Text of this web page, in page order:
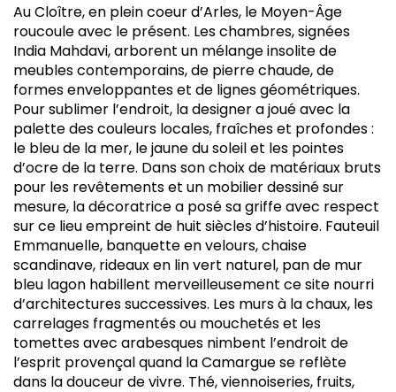
Au Cloître, en plein coeur d’Arles, le Moyen-Âge
roucoule avec le présent. Les chambres, signées
India Mahdavi, arborent un mélange insolite de
meubles contemporains, de pierre chaude, de
formes enveloppantes et de lignes géométriques.
Pour sublimer l’endroit, la designer a joué avec la
palette des couleurs locales, fraîches et profondes :
le bleu de la mer, le jaune du soleil et les pointes
d’ocre de la terre. Dans son choix de matériaux bruts
pour les revêtements et un mobilier dessiné sur
mesure, la décoratrice a posé sa griffe avec respect
sur ce lieu empreint de huit siècles d’histoire. Fauteuil
Emmanuelle, banquette en velours, chaise
scandinave, rideaux en lin vert naturel, pan de mur
bleu lagon habillent merveilleusement ce site nourri
d’architectures successives. Les murs à la chaux, les
carrelages fragmentés ou mouchetés et les
tomettes avec arabesques nimbent l’endroit de
l’esprit provençal quand la Camargue se reflète
dans la douceur de vivre. Thé, viennoiseries, fruits,